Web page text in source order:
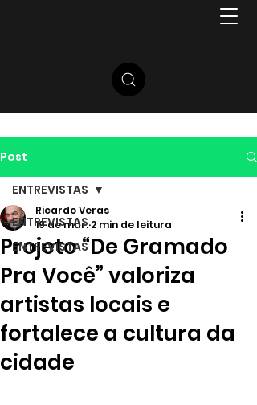
Post
ENTREVISTAS
ENTREVISTAS
ENTREVISTAS
Projeto “De Gramado
Pra Você” valoriza
artistas locais e
fortalece a cultura da
cidade
Ricardo Veras
19 de mar. 2 min de leitura